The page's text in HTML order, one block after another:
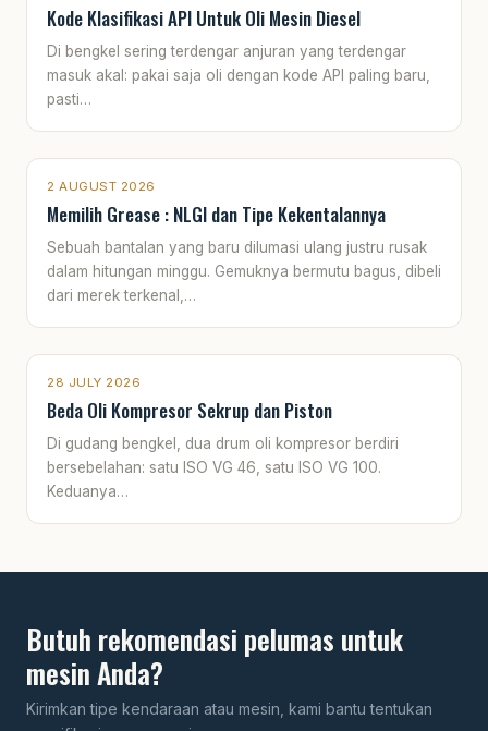
Kode Klasifikasi API Untuk Oli Mesin Diesel
Di bengkel sering terdengar anjuran yang terdengar
masuk akal: pakai saja oli dengan kode API paling baru,
pasti…
2 AUGUST 2026
Memilih Grease : NLGI dan Tipe Kekentalannya
Sebuah bantalan yang baru dilumasi ulang justru rusak
dalam hitungan minggu. Gemuknya bermutu bagus, dibeli
dari merek terkenal,…
28 JULY 2026
Beda Oli Kompresor Sekrup dan Piston
Di gudang bengkel, dua drum oli kompresor berdiri
bersebelahan: satu ISO VG 46, satu ISO VG 100.
Keduanya…
Butuh rekomendasi pelumas untuk
mesin Anda?
Kirimkan tipe kendaraan atau mesin, kami bantu tentukan